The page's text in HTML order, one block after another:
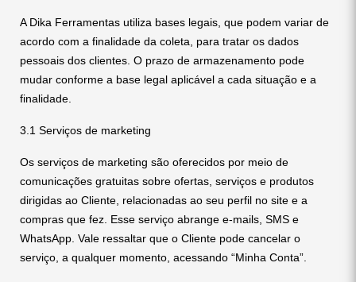
A Dika Ferramentas utiliza bases legais, que podem variar de
acordo com a finalidade da coleta, para tratar os dados
pessoais dos clientes. O prazo de armazenamento pode
mudar conforme a base legal aplicável a cada situação e a
finalidade.
3.1 Serviços de marketing
Os serviços de marketing são oferecidos por meio de
comunicações gratuitas sobre ofertas, serviços e produtos
dirigidas ao Cliente, relacionadas ao seu perfil no site e a
compras que fez. Esse serviço abrange e-mails, SMS e
WhatsApp. Vale ressaltar que o Cliente pode cancelar o
serviço, a qualquer momento, acessando “Minha Conta”.